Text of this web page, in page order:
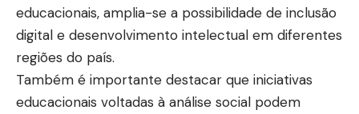
educacionais, amplia-se a possibilidade de inclusão
digital e desenvolvimento intelectual em diferentes
regiões do país.
Também é importante destacar que iniciativas
educacionais voltadas à análise social podem